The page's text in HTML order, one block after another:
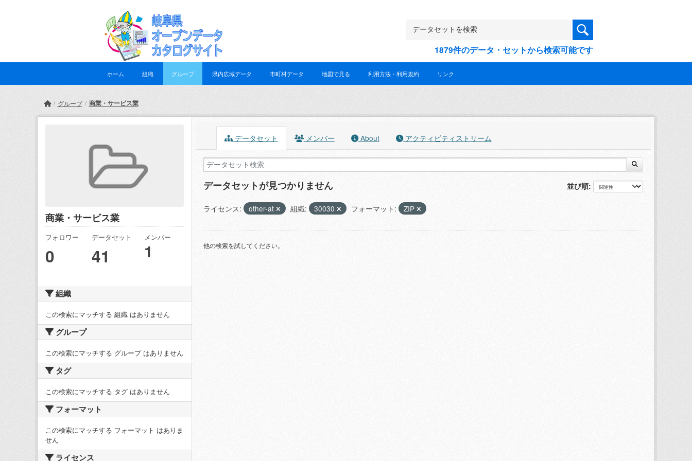
1879件のデータ・セットから検索可能です
ホーム 組織 グループ 県内広域データ 市町村データ 地図で見る 利用方法・利用規約 リンク
グループ 商業・サービス業
商業・サービス業
フォロワー
0
データセット
41
メンバー
1
組織
この検索にマッチする 組織 はありません
グループ
この検索にマッチする グループ はありません
タグ
この検索にマッチする タグ はありません
フォーマット
この検索にマッチする フォーマット はありま
せん
ライセンス
データセット メンバー About アクティビティストリーム
並び順
データセットが見つかりません
ライセンス: other-at 組織: 30030 フォーマット: ZIP
他の検索を試してください。